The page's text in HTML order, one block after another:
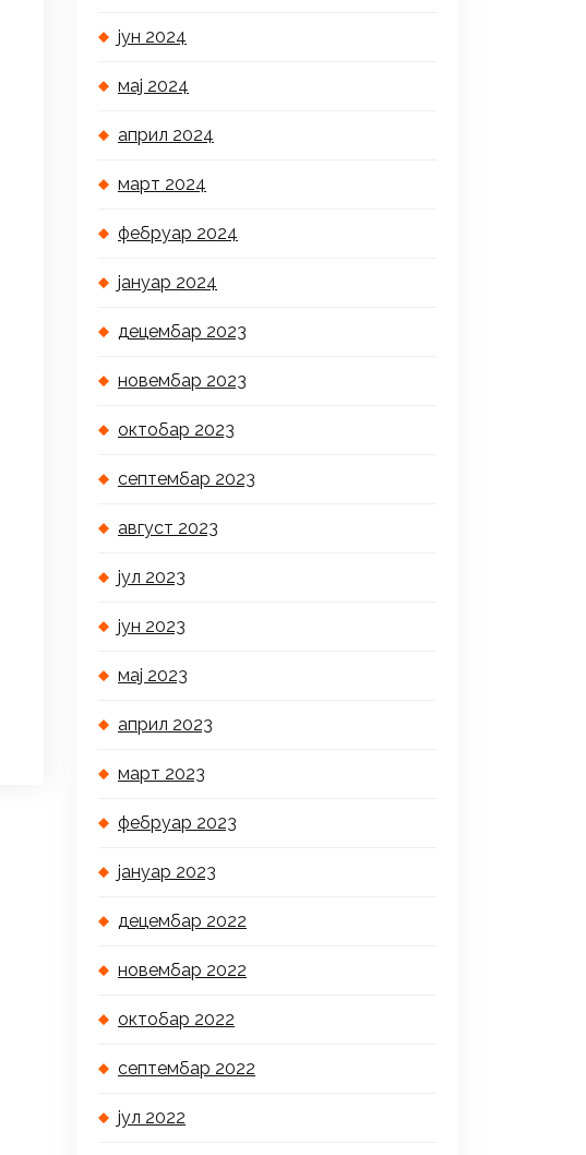
јун 2024
мај 2024
април 2024
март 2024
фебруар 2024
јануар 2024
децембар 2023
новембар 2023
октобар 2023
септембар 2023
август 2023
јул 2023
јун 2023
мај 2023
април 2023
март 2023
фебруар 2023
јануар 2023
децембар 2022
новембар 2022
октобар 2022
септембар 2022
јул 2022